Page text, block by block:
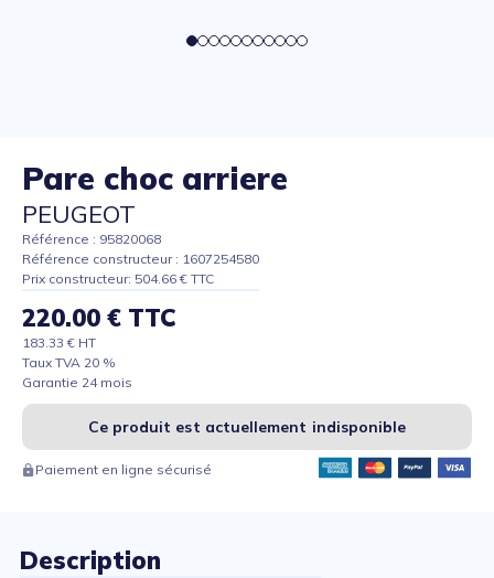
Pare choc arriere
PEUGEOT
Référence : 95820068
Référence constructeur : 1607254580
Prix constructeur: 504.66 € TTC
220.00 € TTC
183.33 € HT
Taux TVA 20 %
Garantie 24 mois
Ce produit est actuellement indisponible
Paiement en ligne sécurisé
Description